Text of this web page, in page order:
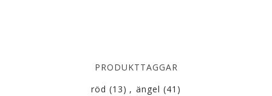
PRODUKTTAGGAR
röd (13) , ängel (41)